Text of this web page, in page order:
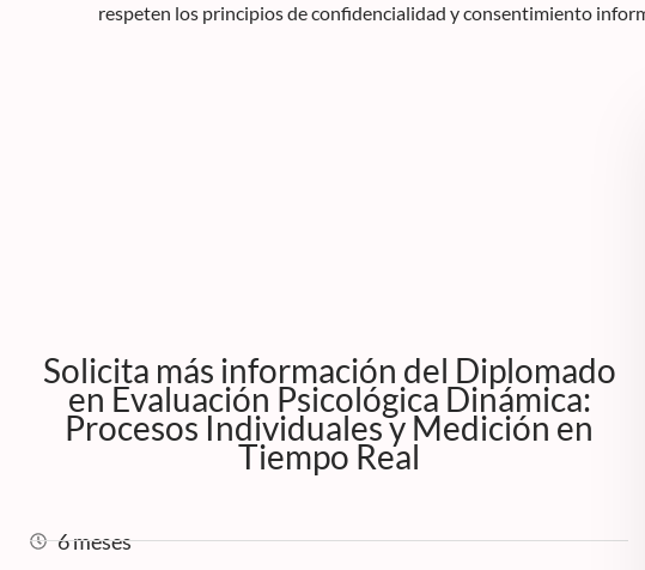
respeten los principios de confidencialidad y consentimiento
Solicita más información del Diplomado
en Evaluación Psicológica Dinámica:
Procesos Individuales y Medición en
Tiempo Real
6 meses